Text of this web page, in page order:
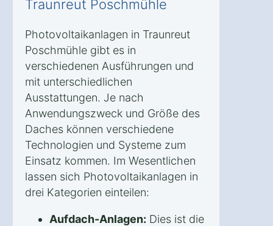
Traunreut Poschmühle
Photovoltaikanlagen in Traunreut
Poschmühle gibt es in
verschiedenen Ausführungen und
mit unterschiedlichen
Ausstattungen. Je nach
Anwendungszweck und Größe des
Daches können verschiedene
Technologien und Systeme zum
Einsatz kommen. Im Wesentlichen
lassen sich Photovoltaikanlagen in
drei Kategorien einteilen:
Aufdach-Anlagen: Dies ist die